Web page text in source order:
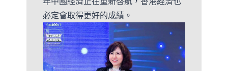
必定會取得更好的成績。